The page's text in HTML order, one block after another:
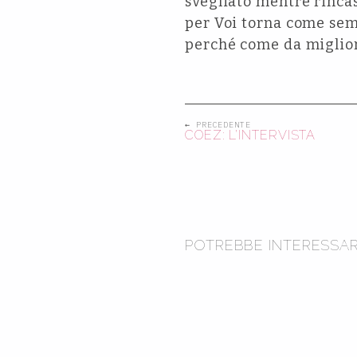
per Voi torna come
perché come da
← PRECEDENTE
COEZ: L’INTERVISTA
POTREBBE